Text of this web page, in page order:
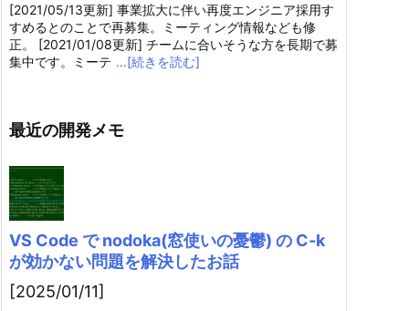
[2021/05/13更新] 事業拡大に伴い再度エンジニア採用す
すめるとのことで再募集。ミーティング情報なども修
正。 [2021/01/08更新] チームに合いそうな方を長期で募
集中です。ミーテ …[続きを読む]
最近の開発メモ
VS Code で nodoka(窓使いの憂鬱) の C-k
が効かない問題を解決したお話
[2025/01/11]